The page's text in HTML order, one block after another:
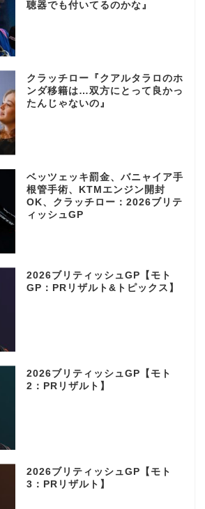
聴器でも付いてるのかな』
クラッチロー『クアルタラロのホ
ンダ移籍は…双方にとって良かっ
たんじゃないの』
ベッツェッキ罰金、バニャイア手
根管手術、KTMエンジン開封
OK、クラッチロー：2026ブリテ
ィッシュGP
2026ブリティッシュGP【モト
GP：PRリザルト&トピックス】
2026ブリティッシュGP【モト
2：PRリザルト】
2026ブリティッシュGP【モト
3：PRリザルト】